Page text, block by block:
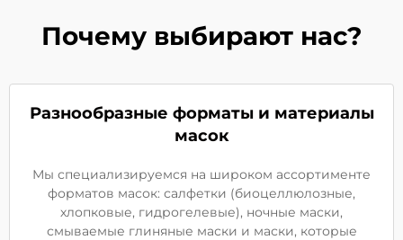
Почему выбирают нас?
Разнообразные форматы и материалы
масок
Мы специализируемся на широком ассортименте
форматов масок: салфетки (биоцеллюлозные,
хлопковые, гидрогелевые), ночные маски,
смываемые глиняные маски и маски, которые